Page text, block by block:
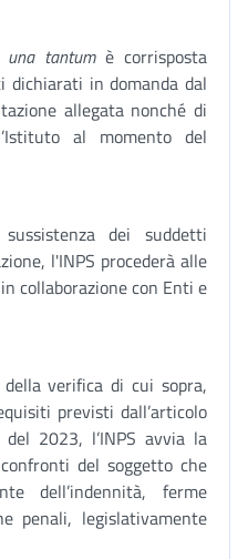
una tantumè corrisposta
dichiarati in domanda dal
allegata nonché di
al momento del
dei suddetti
l'INPS procederà alle
collaborazione con Enti e
della verifica di cui sopra,
previsti dall’articolo
2023, l’INPS avvia la
del soggetto che
dell’indennità, ferme
penali, legislativamente